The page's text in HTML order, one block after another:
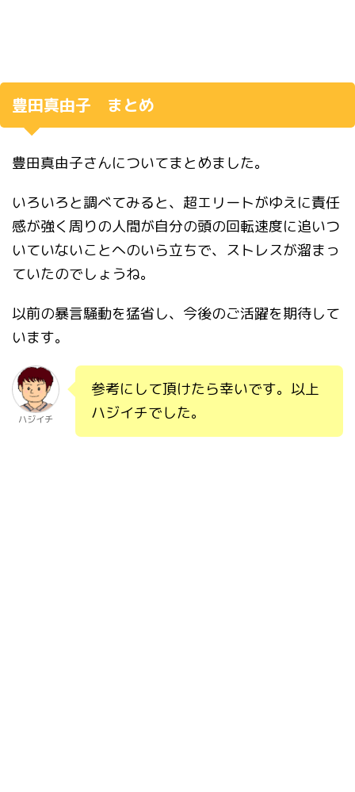
豊田真由子 まとめ
豊田真由子さんについてまとめました。
いろいろと調べてみると、超エリートがゆえに責任
感が強く周りの人間が自分の頭の回転速度に追いつ
いていないことへのいら立ちで、ストレスが溜まっ
ていたのでしょうね。
以前の暴言騒動を猛省し、今後のご活躍を期待して
います。
ハジイチ
参考にして頂けたら幸いです。以上
ハジイチでした。